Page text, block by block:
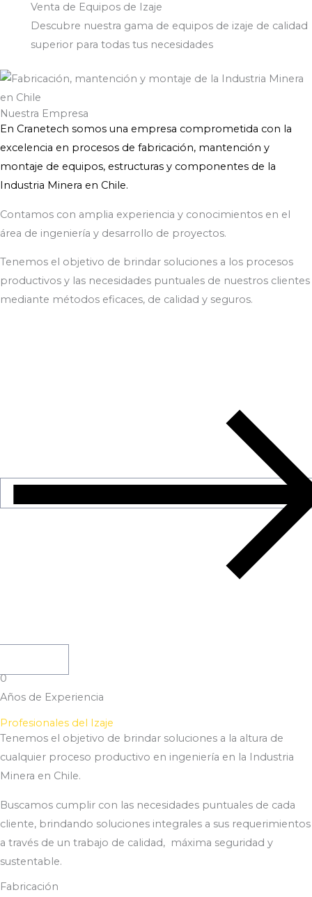
Venta de Equipos de Izaje
Descubre nuestra gama de equipos de izaje de calidad
superior para todas tus necesidades
Nuestra Empresa
En Cranetech somos una empresa comprometida con la
excelencia en procesos de fabricación, mantención y
montaje de equipos, estructuras y componentes de la
Industria Minera en Chile.
Contamos con amplia experiencia y conocimientos en el
área de ingeniería y desarrollo de proyectos.
Tenemos el objetivo de brindar soluciones a los procesos
productivos y las necesidades puntuales de nuestros clientes
mediante métodos eficaces, de calidad y seguros.
0
Años de Experiencia
Profesionales del Izaje
Tenemos el objetivo de brindar soluciones a la altura de
cualquier proceso productivo en ingeniería en la Industria
Minera en Chile.
Buscamos cumplir con las necesidades puntuales de cada
cliente, brindando soluciones integrales a sus requerimientos
a través de un trabajo de calidad, máxima seguridad y
sustentable.
Fabricación